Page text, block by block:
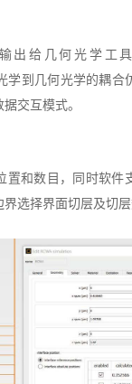
出给几何光学工具
学到几何光学的耦合
交互模式。
置和数目，同时软件
选择界面切层及切层